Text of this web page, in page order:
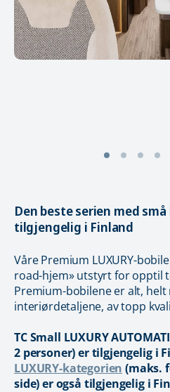
Den beste serien med
tilgjengelig i Finland
Våre Premium LUXURY-
road-hjem» utstyrt for opptil
Premium-bobilene er alt,
interiørdetaljene, av topp
TC Small LUXURY
2 personer) er tilgjengelig i
LUXURY-kategorien (maks.
side) er også tilgjengelig i